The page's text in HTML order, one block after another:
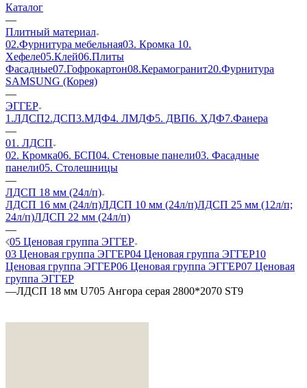
Каталог
—
Плитный материал
02.Фурнитура мебельная03. Кромка 10.
Хефеле05.Клей06.Плиты
Фасадные07.Гофрокартон08.Керамогранит20.Фурнитура
SAMSUNG (Корея)
—
ЭГГЕР
1.ЛДСП2.ДСП3.МДФ4. ЛМДФ5. ДВП6. ХДФ7.Фанера
—
01. ЛДСП
02. Кромка06. БСП04. Стеновые панели03. Фасадные
панели05. Столешницы
—
ЛДСП 18 мм (24л/п)
ЛДСП 16 мм (24л/п)ЛДСП 10 мм (24л/п)ЛДСП 25 мм (12л/п;
24л/п)ЛДСП 22 мм (24л/п)
—
05 Ценовая группа ЭГГЕР
03 Ценовая группа ЭГГЕР04 Ценовая группа ЭГГЕР10
Ценовая группа ЭГГЕР06 Ценовая группа ЭГГЕР07 Ценовая
группа ЭГГЕР
—ЛДСП 18 мм U705 Ангора серая 2800*2070 ST9